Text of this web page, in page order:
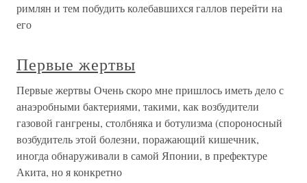
римлян и тем побудить колебав­шихся галлов перейти на
его
Первые жертвы
Первые жертвы Очень скоро мне пришлось иметь дело с
анаэробными бактериями, такими, как возбудители
газовой гангрены, столбняка и ботулизма (спороносный
возбудитель этой болезни, поражающий кишечник,
иногда обнаруживали в самой Японии, в префектуре
Акита, но я конкретно